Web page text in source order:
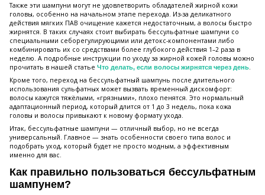
Также эти шампуни могут не удовлетворить обладателей жирной кожи
головы, особенно на начальном этапе перехода. Из-за деликатного
действия мягких ПАВ очищение кажется недостаточным, а волосы быстро
жирнятся. В таких случаях стоит выбирать бессульфатные шампуни со
специальными себорегулирующими или детокс-компонентами либо
комбинировать их со средствами более глубокого действия 1–2 раза в
неделю. А подробные инструкции по уходу за жирной кожей головы можно
прочитать в нашей статье Что делать, если волосы жирнятся через день
Кроме того, переход на бессульфатный шампунь после длительного
использования сульфатных может вызвать временный дискомфорт:
волосы кажутся тяжёлыми, «грязными», плохо пенятся. Это нормальный
адаптационный период, который длится от 1 до 3 недель, пока кожа
головы и волосы привыкают к новому формату ухода.
Итак, бессульфатные шампуни — отличный выбор, но не всегда
универсальный. Главное — знать особенности своего типа волос и
подобрать уход, который будет не просто модным, а эффективным
именно для вас.
Как правильно пользоваться бессульфатным
шампунем?